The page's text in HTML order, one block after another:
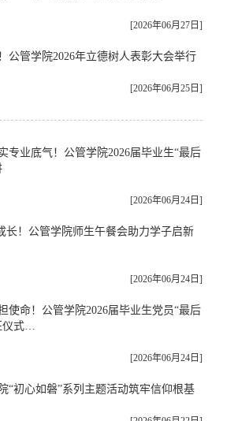
[2026年06月27日]
公管学院2026年立德树人表彰大会举行
[2026年06月25日]
专业底气！公管学院2026届毕业生“最后
[2026年06月24日]
长！公管学院师生午餐会助力学子启新
[2026年06月24日]
使命！公管学院2026届毕业生党员“最后
式…
[2026年06月24日]
“初心如磐”系列主题活动筑牢信仰根基